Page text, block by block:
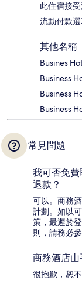
此住宿接
流動付款選
其他名稱
Busines
Business
Business
Business
常見問題
我可否免
退款？
可以。商務
計劃。如以
策，最遲於
則，請務必
商務酒店山
很抱歉，恕